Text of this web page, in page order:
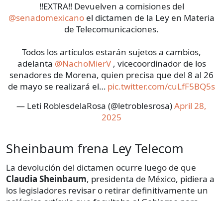
‼️EXTRA‼️ Devuelven a comisiones del
@senadomexicano el dictamen de la Ley en Materia
de Telecomunicaciones.
Todos los artículos estarán sujetos a cambios,
adelanta @NachoMierV, vicecoordinador de los
senadores de Morena, quien precisa que del 8 al 26
de mayo se realizará el… pic.twitter.com/cuLfF5BQ5s
— Leti RoblesdelaRosa (@letroblesrosa)April 28,
2025
Sheinbaum frena Ley Telecom
La devolución del dictamen ocurre luego de que
Claudia Sheinbaum, presidenta de México, pidiera a
los legisladores revisar o retirar definitivamente un